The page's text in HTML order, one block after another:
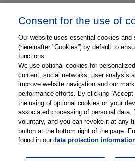
Karriere
Kontakt
Web-Semniare
Anwenderberichte
Partner
Consent for the use of
Our website uses essential cookies and
(hereinafter "Cookies”) by default to
functions.
We use optional cookies for
content, social networks, user analysis
improve website navigation and our
performance efforts. By clicking
the using of optional cookies on your
associated processing of personal data.
voluntary, and you can revoke it at any
button at the bottom right of the page.
found in ourdata protection